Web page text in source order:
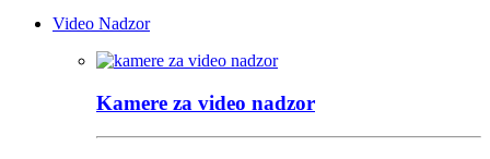
Video Nadzor
Kamere za video nadzor